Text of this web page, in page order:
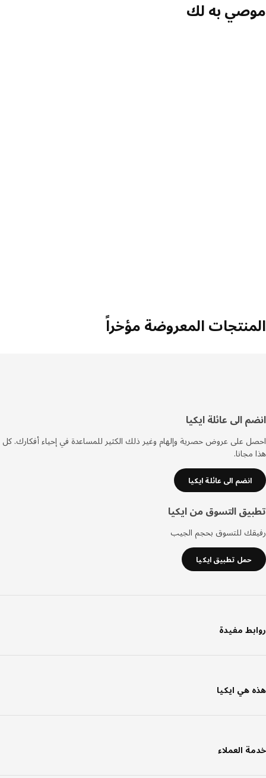
موصي به لك
المنتجات المعروضة مؤخراً
أسفل
الصفحة
انضم الى عائلة ايكيا
احصل على عروض حصرية وإلهام وغير ذلك الكثير للمساعدة في إحياء أفكارك. كل
هذا مجانا.
انضم الى عائلة ايكيا
تطبيق التسوق من ايكيا
رفيقك للتسوق بحجم الجيب
حمل تطبيق ايكيا
روابط مفيدة
هذه هي ايكيا
خدمة العملاء